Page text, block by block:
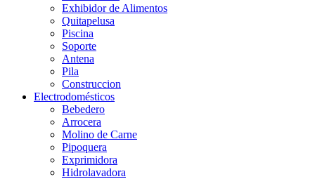
Exhibidor de Alimentos
Quitapelusa
Piscina
Soporte
Antena
Pila
Construccion
Electrodomésticos
Bebedero
Arrocera
Molino de Carne
Pipoquera
Exprimidora
Hidrolavadora